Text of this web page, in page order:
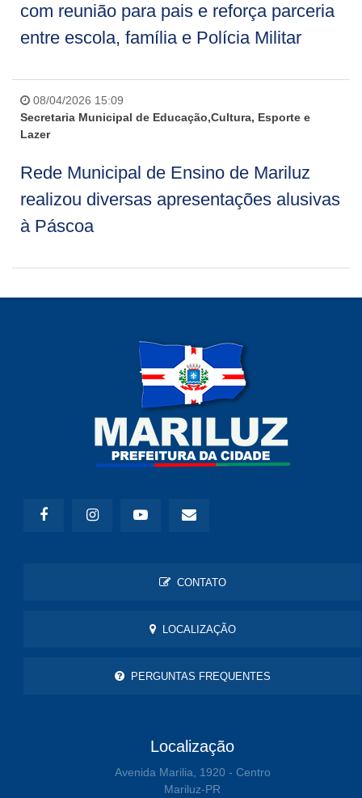
com reunião para pais e reforça parceria
entre escola, família e Polícia Militar
08/04/2026 15:09
Secretaria Municipal de Educação,Cultura, Esporte e
Lazer
Rede Municipal de Ensino de Mariluz
realizou diversas apresentações alusivas
à Páscoa
CONTATO
LOCALIZAÇÃO
PERGUNTAS FREQUENTES
Localização
Avenida Marilia, 1920 - Centro
Mariluz-PR